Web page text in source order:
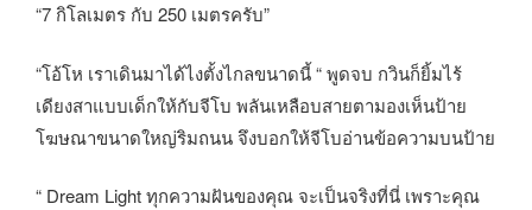
“7 กิโลเมตร กับ 250 เมตรครับ”
“โอ้โห เราเดินมาได้ไงตั้งไกลขนาดนี้ “ พูดจบ กวินก็ยิ้มไร้
เดียงสาแบบเด็กให้กับจีโบ พลันเหลือบสายตามองเห็นป้าย
โฆษณาขนาดใหญ่ริมถนน จึงบอกให้จีโบอ่านข้อความบนป้าย
“ Dream Light ทุกความฝันของคุณ จะเป็นจริงที่นี่ เพราะคุณ